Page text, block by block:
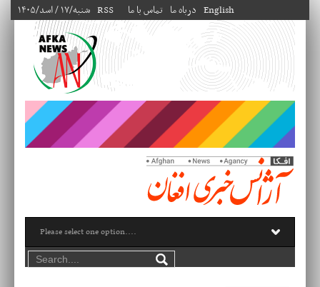
۱۴۰۵/شنبه/۱۷ / اسد RSS تماس با ما درباه ما English